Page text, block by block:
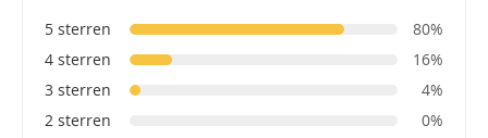
5 sterren
80%
4 sterren
16%
3 sterren
4%
2 sterren
0%